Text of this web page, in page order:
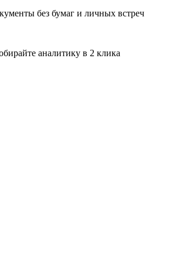
без бумаг и личных встреч
аналитику в 2 клика